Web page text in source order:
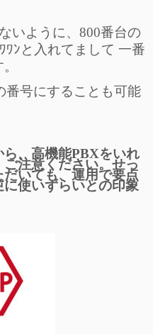
いように、800番台の
ﾜﾝと入れてまして 一番
番号にすることも可能
、高機能PBXをいれ
注意ください。せっ
いても、運用で要点
使いずらいとの印象